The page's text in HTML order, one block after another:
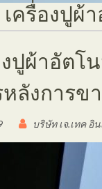
เครื่องปูผ้
ปูผ้าอัตโ
ลังการข
บริษัท เจ.เทค อิ